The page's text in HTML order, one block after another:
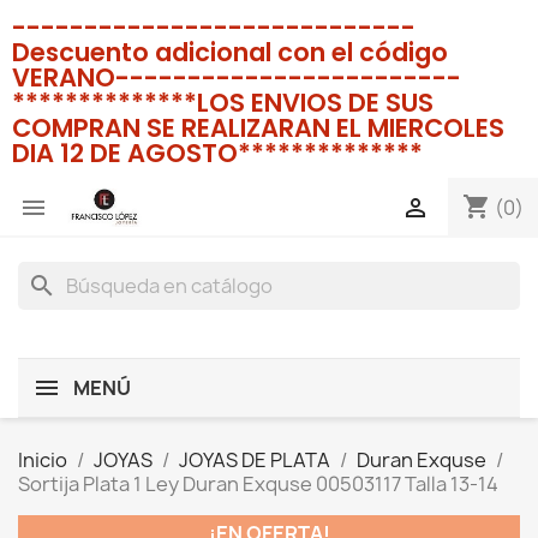
----------------------------
Descuento adicional con el código
VERANO------------------------
**************LOS ENVIOS DE SUS
COMPRAN SE REALIZARAN EL MIERCOLES
DIA 12 DE AGOSTO**************
 shopping_cart (0)

search
MENÚ
Inicio JOYAS JOYAS DE PLATA
Duran Exquse
Sortija Plata 1 Ley Duran Exquse 00503117 Talla 13-14